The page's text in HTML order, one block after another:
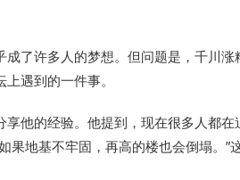
了许多人的梦想。但问题是，千川涨
遇到的一件事。
他的经验。他提到，现在很多人都在
果地基不牢固，再高的楼也会倒塌。”